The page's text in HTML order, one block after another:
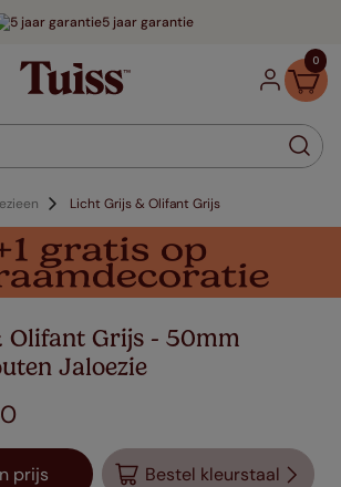
5 jaar garantie
0
Licht Grijs & Olifant Grijs
Olifant Grijs - 50mm
Jaloezie
prijs Bestel kleurstaal